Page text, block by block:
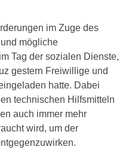
im Zuge des
mögliche
Tag der sozialen Dienste,
gestern Freiwillige und
hatte. Dabei
technischen Hilfsmitteln
auch immer mehr
wird, um der